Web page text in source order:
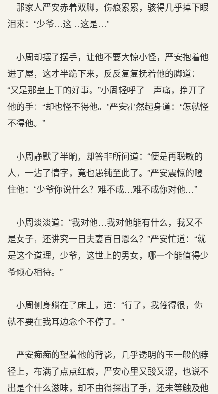
那家人严安赤着双脚，伤痕累累，骇得几乎掉下眼
泪来：“少爷…这…这是…”
小周却摆了摆手，让他不要大惊小怪，严安抱着他
进了屋，这才半跪下来，反反复复抚着他的脚道：
“又是那皇上干的好事。”小周轻呼了一声痛，挣开了
他的手：“却也怪不得他。”严安霍然起身道：“怎就怪
不得他。”
小周静默了半晌，却答非所问道：“便是再聪敏的
人，一沾了情字，竟也愚钝至此了。”严安震惊的瞪
住他：“少爷你说什么？难不成…难不成你对他…”
小周淡淡道：“我对他…我对他能有什么，我又不
是女子，还讲究一日夫妻百日恩么？”严安忙道：“就
是这个道理，少爷，这世上的男女，哪一个能值得少
爷倾心相待。”
小周侧身躺在了床上，道：“行了，我倦得很，你
就不要在我耳边念个不停了。”
严安痴痴的望着他的背影，几乎透明的玉一般的脖
径上，布满了点点红痕，严安心里又酸又涩，也说不
出是个什么滋味，却不由得探出了手，还未等触及他